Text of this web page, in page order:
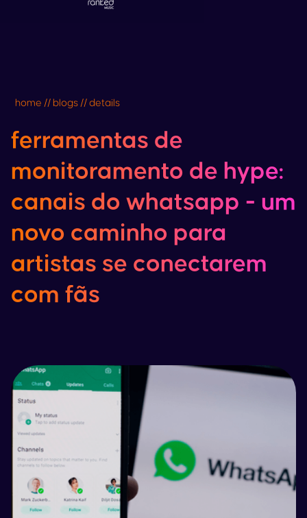
home // blogs // details
ferramentas de
monitoramento de hype:
canais do whatsapp - um
novo caminho para
artistas se conectarem
com fãs